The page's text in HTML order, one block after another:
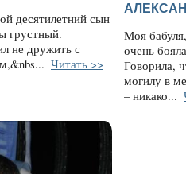
десятилетний сын
грустный.
не дружить с
Читать >>
Моя
очень
Говорила,
могилу в
– никако...